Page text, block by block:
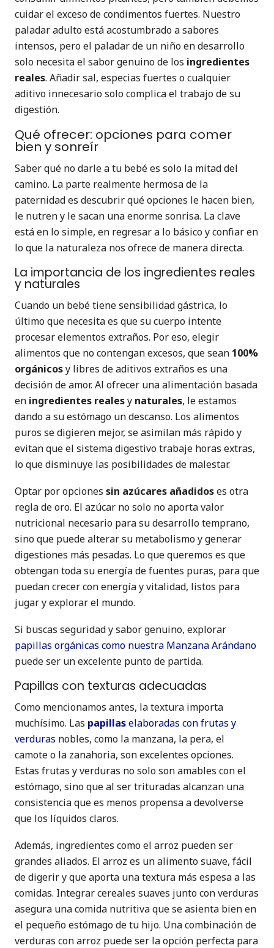
cuidar el exceso de condimentos fuertes. Nuestro
paladar adulto está acostumbrado a sabores
intensos, pero el paladar de un niño en desarrollo
solo necesita el sabor genuino de los ingredientes
reales. Añadir sal, especias fuertes o cualquier
aditivo innecesario solo complica el trabajo de su
digestión.
Qué ofrecer: opciones para comer
bien y sonreír
Saber qué no darle a tu bebé es solo la mitad del
camino. La parte realmente hermosa de la
paternidad es descubrir qué opciones le hacen bien,
le nutren y le sacan una enorme sonrisa. La clave
está en lo simple, en regresar a lo básico y confiar en
lo que la naturaleza nos ofrece de manera directa.
La importancia de los ingredientes reales
y naturales
Cuando un bebé tiene sensibilidad gástrica, lo
último que necesita es que su cuerpo intente
procesar elementos extraños. Por eso, elegir
alimentos que no contengan excesos, que sean 100%
orgánicosy libres de aditivos extraños es una
decisión de amor. Al ofrecer una alimentación basada
en ingredientes realesy naturales, le estamos
dando a su estómago un descanso. Los alimentos
puros se digieren mejor, se asimilan más rápido y
evitan que el sistema digestivo trabaje horas extras,
lo que disminuye las posibilidades de malestar.
Optar por opciones sin azúcares añadidoses otra
regla de oro. El azúcar no solo no aporta valor
nutricional necesario para su desarrollo temprano,
sino que puede alterar su metabolismo y generar
digestiones más pesadas. Lo que queremos es que
obtengan toda su energía de fuentes puras, para que
puedan crecer con energía y vitalidad, listos para
jugar y explorar el mundo.
Si buscas seguridad y sabor genuino, explorar
papillas orgánicas como nuestra Manzana Arándano
puede ser un excelente punto de partida.
Papillas con texturas adecuadas
Como mencionamos antes, la textura importa
muchísimo. Las papillaselaboradas con frutas y
verduras nobles, como la manzana, la pera, el
camote o la zanahoria, son excelentes opciones.
Estas frutas y verduras no solo son amables con el
estómago, sino que al ser trituradas alcanzan una
consistencia que es menos propensa a devolverse
que los líquidos claros.
Además, ingredientes como el arroz pueden ser
grandes aliados. El arroz es un alimento suave, fácil
de digerir y que aporta una textura más espesa a las
comidas. Integrar cereales suaves junto con verduras
asegura una comida nutritiva que se asienta bien en
el pequeño estómago de tu hijo. Una combinación de
verduras con arroz puede ser la opción perfecta para